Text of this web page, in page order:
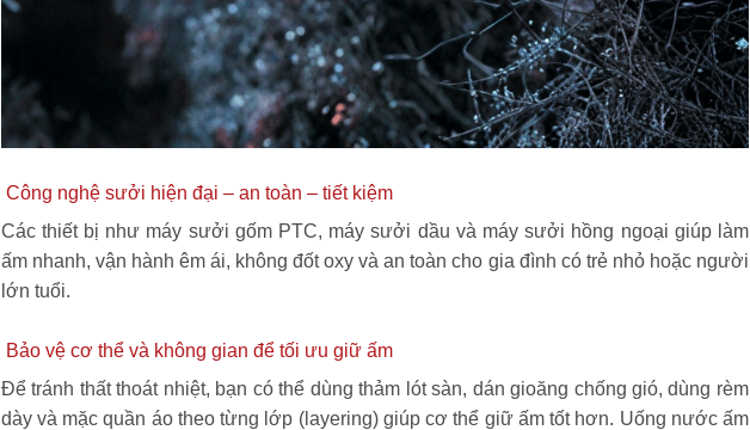
Công nghệ sưởi hiện đại – an toàn – tiết kiệm
Các thiết bị như máy sưởi gốm PTC, máy sưởi dầu và máy sưởi hồng ngoại giúp làm
ấm nhanh, vận hành êm ái, không đốt oxy và an toàn cho gia đình có trẻ nhỏ hoặc người
lớn tuổi.
Bảo vệ cơ thể và không gian để tối ưu giữ ấm
Để tránh thất thoát nhiệt, bạn có thể dùng thảm lót sàn, dán gioăng chống gió, dùng rèm
dày và mặc quần áo theo từng lớp (layering) giúp cơ thể giữ ấm tốt hơn. Uống nước ấm